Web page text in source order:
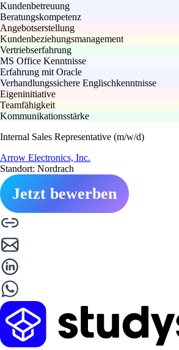
Kundenbetreuung
Beratungskompetenz
Angebotserstellung
Kundenbeziehungsmanagement
Vertriebserfahrung
MS Office Kenntnisse
Erfahrung mit Oracle
Verhandlungssichere Englischkenntnisse
Eigeninitiative
Teamfähigkeit
Kommunikationsstärke
Internal Sales Representative (m/w/d)
Arrow Electronics, Inc.
Standort: Nordrach
Jetzt bewerben